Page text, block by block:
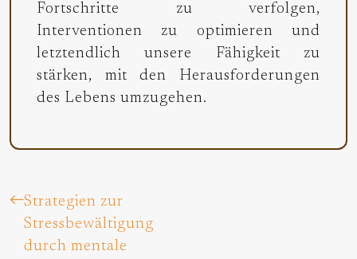
Fortschritte zu verfolgen,
Interventionen zu optimieren und
letztendlich unsere Fähigkeit zu
stärken, mit den Herausforderungen
des Lebens umzugehen.
Strategien zur
Stressbewältigung
durch mentale